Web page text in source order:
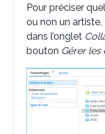
Pour préciser
ou non un artiste,
dans l’onglet
bouton Gérer